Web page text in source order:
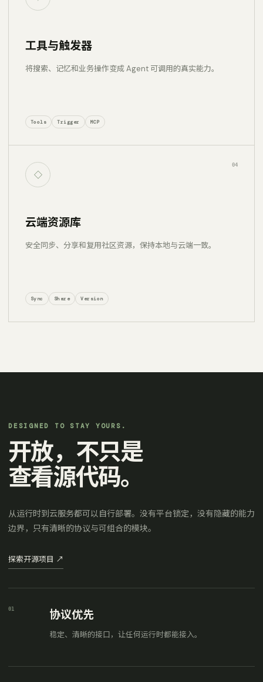
工具与触发器
将搜索、记忆和业务操作变成 Agent 可调用的真实能力。
Tools Trigger MCP
◇
04
云端资源库
安全同步、分享和复用社区资源，保持本地与云端一致。
Sync Share Version
DESIGNED TO STAY YOURS.
开放，不只是
查看源代码。
从运行时到云服务都可以自行部署。没有平台锁定，没有隐藏的能力
边界，只有清晰的协议与可组合的模块。
探索开源项目 ↗
01 协议优先
稳定、清晰的接口，让任何运行时都能接入。